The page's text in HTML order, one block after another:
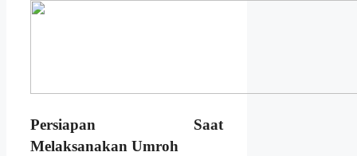
Persiapan Saat
Melaksanakan Umroh